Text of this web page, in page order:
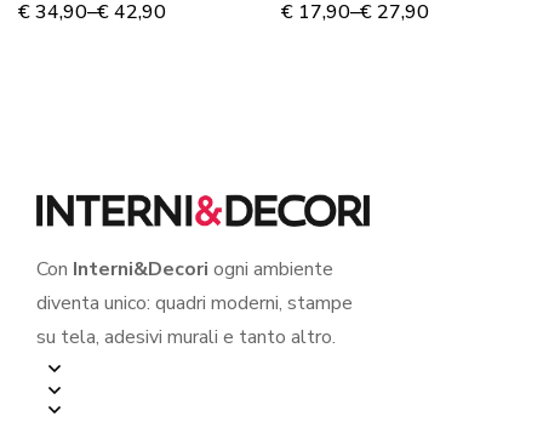
SOGNI” – Adesivo
€34,90–€42,90
LAVORA…”
€ 17,90–€ 27,90
Con Interni&Decori ogni ambiente
diventa unico: quadri moderni, stampe
su tela, adesivi murali e tanto altro.